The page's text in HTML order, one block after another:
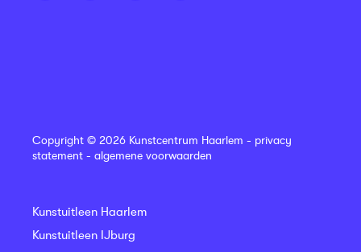
Copyright © 2026 Kunstcentrum Haarlem - privacy
statement - algemene voorwaarden
Kunstuitleen Haarlem
Kunstuitleen IJburg